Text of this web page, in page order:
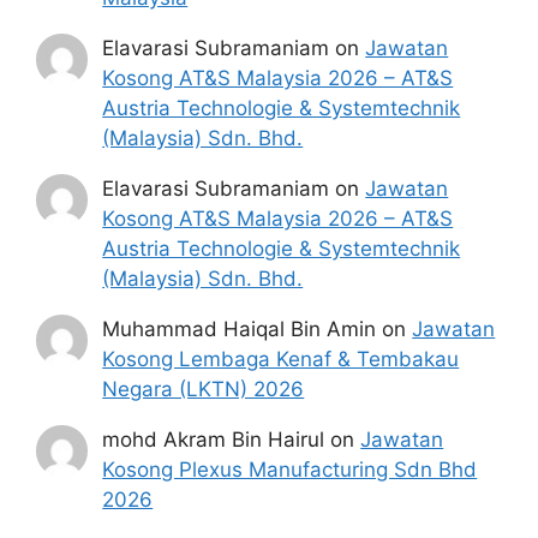
Penafian: Pihak kami bukan dari mana-
mana agensi Kerajaan terlibat. Maklumat
yang terdapat dalam portal kerjakini.com
adalah sahih dan diolah dari sumber rasmi
kerajaan dan sumber yang dipercayai
Elavarasi Subramaniam onJawatan
Kosong AT&S Malaysia 2026 – AT&S
Austria Technologie & Systemtechnik
(Malaysia) Sdn. Bhd.
Elavarasi Subramaniam onJawatan
Kosong AT&S Malaysia 2026 – AT&S
Austria Technologie & Systemtechnik
(Malaysia) Sdn. Bhd.
Muhammad Haiqal Bin Amin onJawatan
Kosong Lembaga Kenaf & Tembakau
Negara (LKTN) 2026
mohd Akram Bin Hairul onJawatan
Kosong Plexus Manufacturing Sdn Bhd
2026